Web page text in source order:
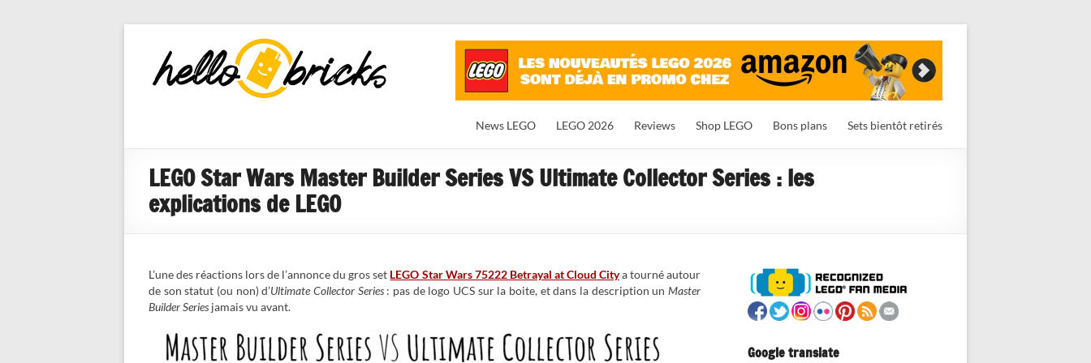
HelloBricks
Blog LEGO,
nouveaut�s
News LEGO LEGO 2026 Reviews Shop LEGO Bons plans Sets bientôt retirés
LEGO Star Wars Master Builder Series VS Ultimate Collector Series : les
explications de LEGO
L’une des réactions lors de l’annonce du gros set LEGO Star Wars 75222 Betrayal at Cloud Citya tourné autour
de son statut (ou non) d’Ultimate Collector Series: pas de logo UCS sur la boite, et dans la description unMaster
Builder Series jamais vu avant.
Google translate